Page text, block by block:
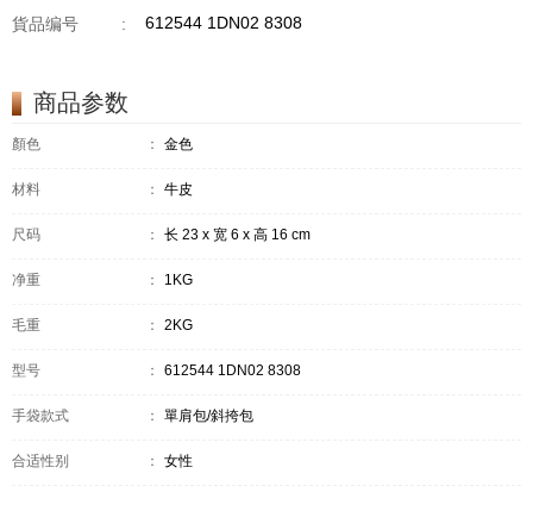
貨品编号 : 612544 1DN02 8308
商品参数
顏色 ： 金色
材料 ： 牛皮
尺码 ： 长 23 x 宽 6 x 高 16 cm
净重 ： 1KG
毛重 ： 2KG
型号 ： 612544 1DN02 8308
手袋款式 ： 單肩包/斜挎包
合适性别 ： 女性